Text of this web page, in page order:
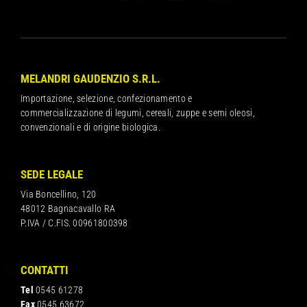
MELANDRI GAUDENZIO S.R.L.
Importazione, selezione, confezionamento e
commercializzazione di legumi, cereali, zuppe e semi oleosi,
convenzionali e di origine biologica.
SEDE LEGALE
Via Boncellino, 120
48012 Bagnacavallo RA
P.IVA / C.FIS. 00961800398
CONTATTI
Tel 0545 61278
Fax0545 63672